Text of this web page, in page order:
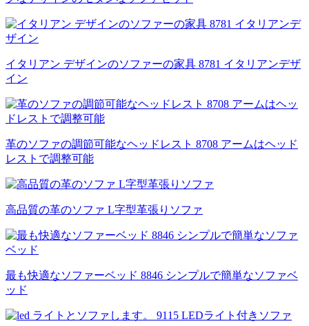
イタリアン デザインのソファーの家具 8781 イタリアンデザ
イン
革のソファの調節可能なヘッドレスト 8708 アームはヘッド
レストで調整可能
高品質の革のソファ L字型革張りソファ
最も快適なソファーベッド 8846 シンプルで簡単なソファベ
ッド